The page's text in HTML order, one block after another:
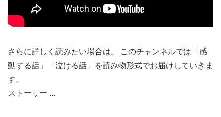
さらに詳しく読みたい場合は、 このチャンネルでは「感
動する話」「泣ける話」を読み物形式でお届けしていきま
す。
ストーリー ...